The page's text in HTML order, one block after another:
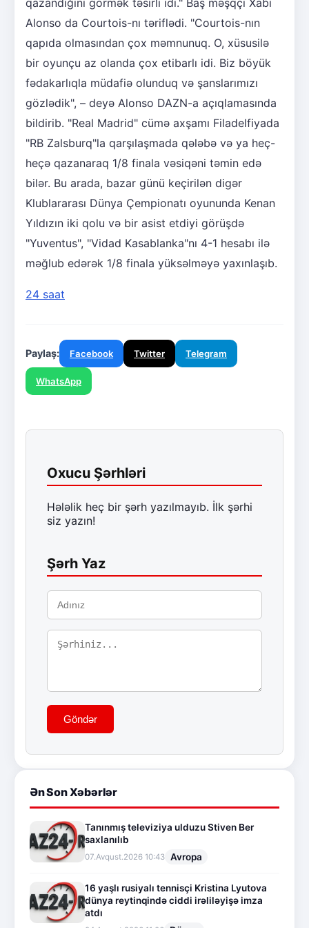
Alonso da Courtois-nı təriflədi. "Courtois-nın
qapıda olmasından çox məmnunuq. O, xüsusilə
bir oyunçu az olanda çox etibarlı idi. Biz böyük
fədakarlıqla müdafiə olunduq və şanslarımızı
gözlədik", – deyə Alonso DAZN-a açıqlamasında
bildirib. "Real Madrid" cümə axşamı Filadelfiyada
"RB Zalsburq"la qarşılaşmada qələbə və ya heç-
heçə qazanaraq 1/8 finala vəsiqəni təmin edə
bilər. Bu arada, bazar günü keçirilən digər
Klublararası Dünya Çempionatı oyununda Kenan
Yıldızın iki qolu və bir asist etdiyi görüşdə
"Yuventus", "Vidad Kasablanka"nı 4-1 hesabı ilə
məğlub edərək 1/8 finala yüksəlməyə yaxınlaşıb.
24 saat
Paylaş: Facebook Twitter Telegram
WhatsApp
Oxucu Şərhləri
Hələlik heç bir şərh yazılmayıb. İlk şərhi
siz yazın!
Şərh Yaz
Göndər
Ən Son Xəbərlər
Tanınmış televiziya ulduzu Stiven Ber
saxlanılıb
07.Avqust.2026 10:43 Avropa
16 yaşlı rusiyalı tennisçi Kristina Lyutova
dünya reytinqində ciddi irəliləyişə imza
atdı